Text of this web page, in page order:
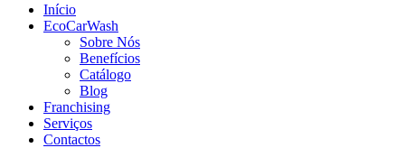
Início
EcoCarWash
Sobre Nós
Benefícios
Catálogo
Blog
Franchising
Serviços
Contactos